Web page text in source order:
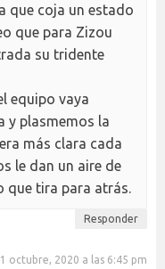
que coja un estado
que para Zizou
su tridente
equipo vaya
y plasmemos la
más clara cada
le dan un aire de
que tira para atrás.
Responder
octubre, 2020 a las 6:45 pm